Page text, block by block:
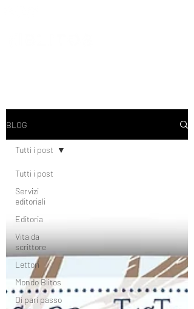
BLOG
Tutti i post
Servizi
editoriali
Editoria
Vita da
scrittore
Lettori
Mondo Blitos
Di pari passo
Tutti i post